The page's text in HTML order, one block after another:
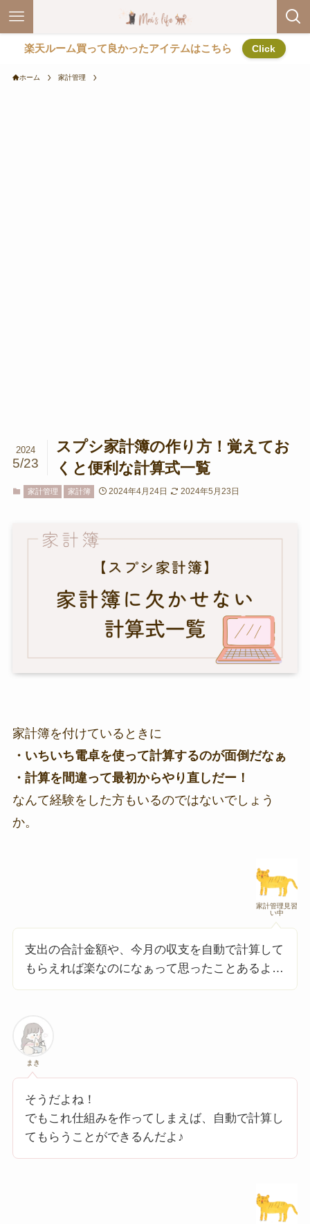
楽天ルーム買って良かったアイテムはこちら Click
ホーム 家計管理
スプシ家計簿の作り方！覚えてお
くと便利な計算式一覧
2024
5/23
家計管理 家計簿 2024年4月24日 2024年5月23日
家計簿を付けているときに
・いちいち電卓を使って計算するのが面倒だなぁ
・計算を間違って最初からやり直しだー！
なんて経験をした方もいるのではないでしょう
か。
家計管理見習
い中
支出の合計金額や、今月の収支を自動で計算して
もらえれば楽なのになぁって思ったことあるよ…
まき
そうだよね！
でもこれ仕組みを作ってしまえば、自動で計算し
てもらうことができるんだよ♪